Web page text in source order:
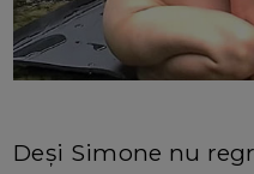
Deși Simone nu